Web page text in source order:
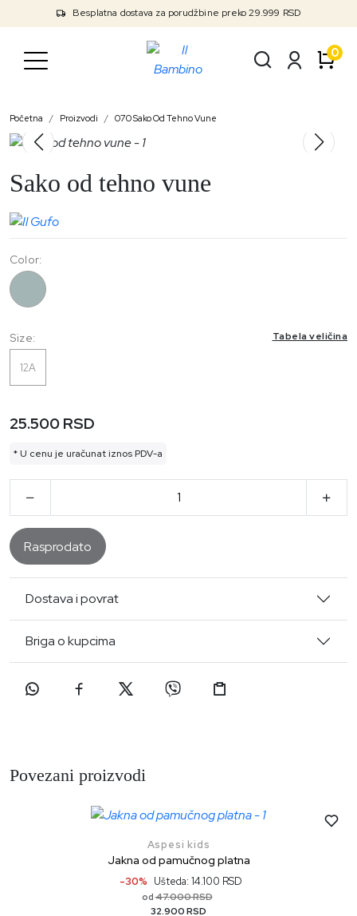
Besplatna dostava za porudžbine preko 29.999 RSD
0
Početna Proizvodi 070 Sako Od Tehno Vune
Sako od tehno vune
Size: Tabela veličina
12A
Color:
25.500 RSD
* U cenu je uračunat iznos PDV-a
Rasprodato
Dostava i povrat
Briga o kupcima
Povezani proizvodi
Aspesi kids
Jakna od pamučnog platna
-30% Ušteda: 14.100 RSD
od47.000 RSD
32.900 RSD